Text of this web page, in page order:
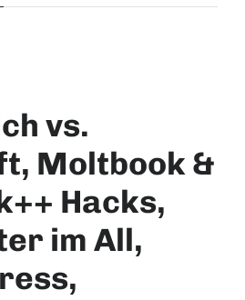
vs.
Moltbook &
Hacks,
im All,